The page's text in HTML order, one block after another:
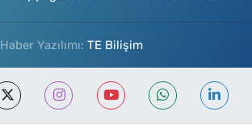
Haber Yazılımı: TE Bilişim